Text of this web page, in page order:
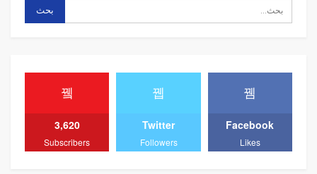
Facebook
Likes
Twitter
Followers
3,620
Subscribers